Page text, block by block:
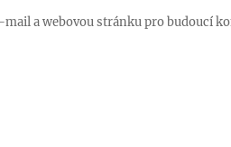
a webovou stránku pro budoucí